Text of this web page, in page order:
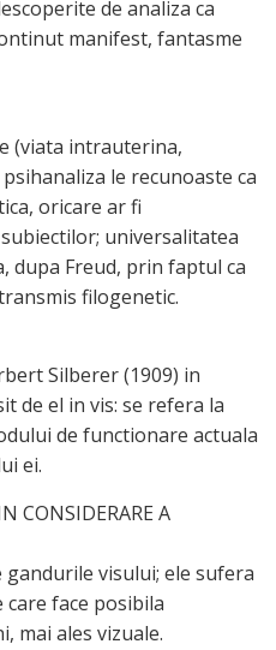
de analiza ca
manifest, fantasme
(viata intrauterina,
le recunoaste ca
oricare ar fi
universalitatea
dupa Freud, prin faptul ca
filogenetic.
Silberer (1909) in
de el in vis: se refera la
de functionare actuala
ei.
CONSIDERARE A
visului; ele sufera
face posibila
mai ales vizuale.